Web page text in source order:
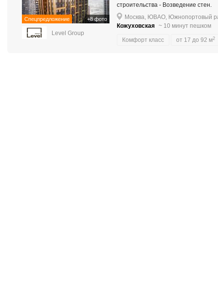
Спецпредложение +8 фото
Level Group
строительства - Возведение стен.
Москва, ЮВАО, Южнопортовый
Кожуховская ~ 10 минут пешком
Комфорт класс от 17 до 92 м2